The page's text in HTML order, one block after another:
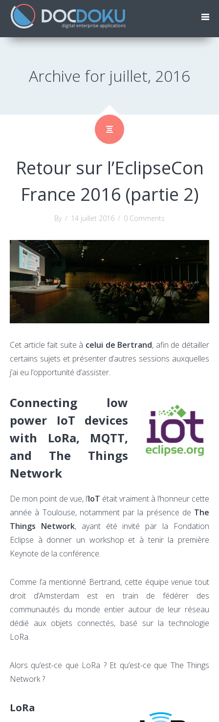
Archive for juillet, 2016
Retour sur l’EclipseCon
France 2016 (partie 2)
By / 14 juillet 2016 / 0 Comments
Cet article fait suite à celui de Bertrand, afin de détailler
certains sujets et présenter d’autres sessions auxquelles
j’ai eu l’opportunité d’assister.
Connecting low
power IoT devices
with LoRa, MQTT,
and The Things
Network
De mon point de vue, l’IoT était vraiment à l’honneur cette
année à Toulouse, notamment par la présence de The
Things Network, ayant été invité par la Fondation
Eclipse à donner un workshop et à tenir la première
Keynote de la conférence.
Comme l’a mentionné Bertrand, cette équipe venue tout
droit d’Amsterdam est en train de fédérer des
communautés du monde entier autour de leur réseau
dédié aux objets connectés, basé sur la technologie
LoRa.
Alors qu’est-ce que LoRa ? Et qu’est-ce que The Things
Network ?
LoRa